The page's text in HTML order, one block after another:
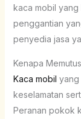
kaca mobil
penggantian
penyedia jasa
Kenapa
Kaca mobil yang
keselamatan
Peranan pokok